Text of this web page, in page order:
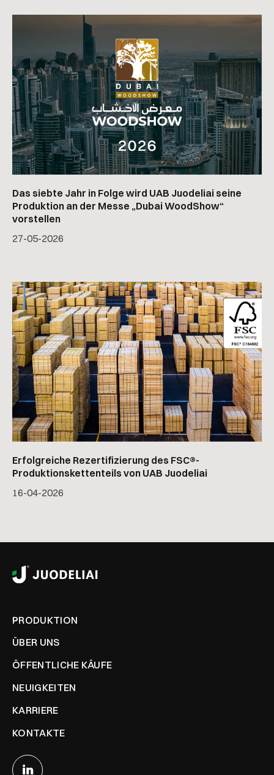
Das siebte Jahr in Folge wird UAB Juodeliai seine
Produktion an der Messe „Dubai WoodShow“
vorstellen
27-05-2026
Erfolgreiche Rezertifizierung des FSC®-
Produktionskettenteils von UAB Juodeliai
16-04-2026
PRODUKTION
ÜBER UNS
ÖFFENTLICHE KÄUFE
NEUIGKEITEN
KARRIERE
KONTAKTE